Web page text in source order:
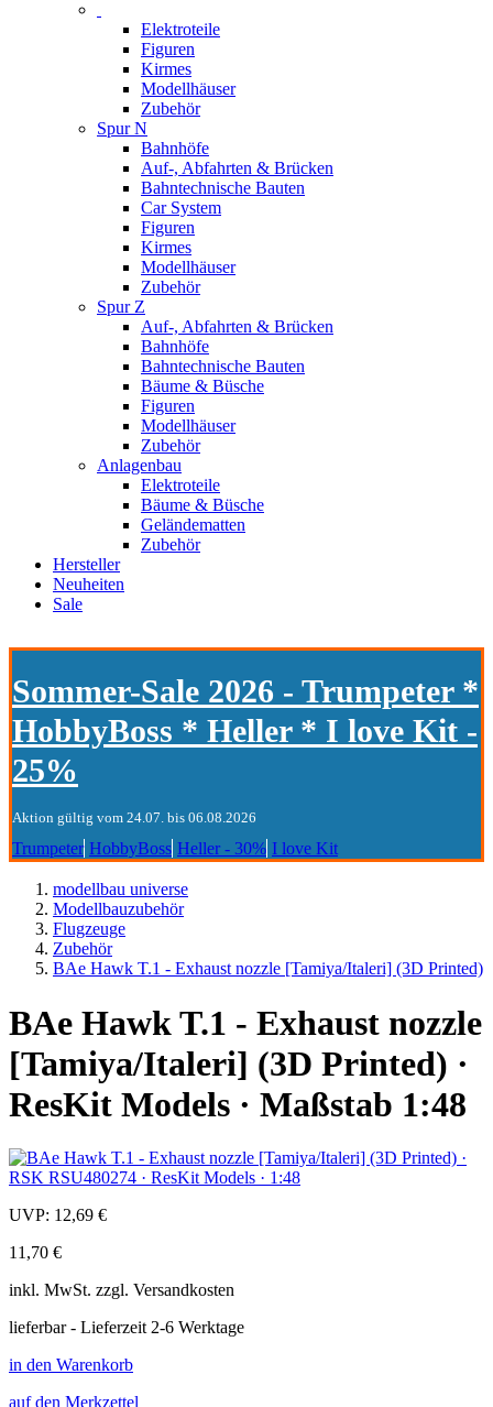
Elektroteile
Figuren
Kirmes
Modellhäuser
Zubehör
Spur N
Bahnhöfe
Auf-, Abfahrten & Brücken
Bahntechnische Bauten
Car System
Figuren
Kirmes
Modellhäuser
Zubehör
Spur Z
Auf-, Abfahrten & Brücken
Bahnhöfe
Bahntechnische Bauten
Bäume & Büsche
Figuren
Modellhäuser
Zubehör
Anlagenbau
Elektroteile
Bäume & Büsche
Geländematten
Zubehör
Hersteller
Neuheiten
Sale
Sommer-Sale 2026 - Trumpeter *
HobbyBoss * Heller * I love Kit -
25%
Aktion gültig vom 24.07. bis 06.08.2026
Trumpeter HobbyBoss Heller - 30% I love Kit
modellbau universe
Modellbauzubehör
Flugzeuge
Zubehör
BAe Hawk T.1 - Exhaust nozzle [Tamiya/Italeri] (3D Printed)
BAe Hawk T.1 - Exhaust nozzle
[Tamiya/Italeri] (3D Printed) ·
ResKit Models · Maßstab 1:48
UVP: 12,69 €
11,70 €
inkl. MwSt. zzgl. Versandkosten
lieferbar - Lieferzeit 2-6 Werktage
in den Warenkorb
auf den Merkzettel